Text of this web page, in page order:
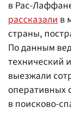
в Рас-
рассказалив
страны,
По данным
технический
выезжали
оперативных
в поисково-